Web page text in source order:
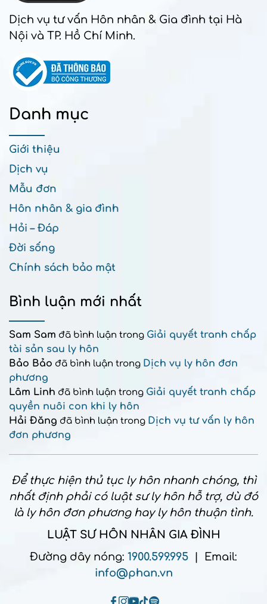
Dịch vụ tư vấn Hôn nhân & Gia đình tại Hà
Nội và TP. Hồ Chí Minh.
Danh mục
Giới thiệu
Dịch vụ
Mẫu đơn
Hôn nhân & gia đình
Hỏi – Đáp
Đời sống
Chính sách bảo mật
Bình luận mới nhất
Sam Sam đã bình luận trong Giải quyết tranh chấp
tài sản sau ly hôn
Bảo Bảo đã bình luận trong Dịch vụ ly hôn đơn
phương
Lâm Linh đã bình luận trong Giải quyết tranh chấp
quyền nuôi con khi ly hôn
Hải Đăng đã bình luận trong Dịch vụ tư vấn ly hôn
đơn phương
Để thực hiện thủ tục ly hôn nhanh chóng, thì
nhất định phải có luật sư ly hôn hỗ trợ, dù đó
là ly hôn đơn phương hay ly hôn thuận tình.
LUẬT SƯ HÔN NHÂN GIA ĐÌNH
Đường dây nóng: 1900.599.995 | Email:
info@phan.vn